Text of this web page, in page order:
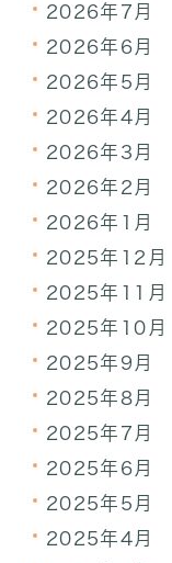
2026年7月
2026年6月
2026年5月
2026年4月
2026年3月
2026年2月
2026年1月
2025年12月
2025年11月
2025年10月
2025年9月
2025年8月
2025年7月
2025年6月
2025年5月
2025年4月